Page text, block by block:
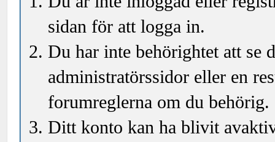
sidan för att logga in.
Du har inte behörightet att se
administratörssidor eller en
forumreglerna om du behörig.
Ditt konto kan ha blivit